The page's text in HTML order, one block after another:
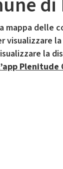
mappa delle
visualizzare
la
Plenitude